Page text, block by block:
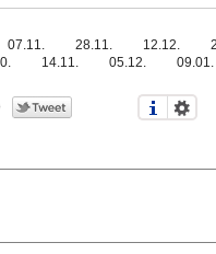
07.11.
14.11.
28.11.
05.12.
12.12.
09.01.